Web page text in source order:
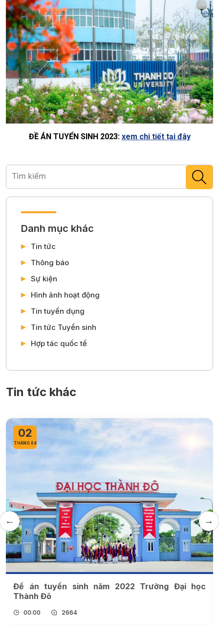
ĐỀ ÁN TUYỂN SINH 2023: xem chi tiết tại đây
Danh mục khác
Tin tức
Thông báo
Sự kiện
Hình ảnh hoạt động
Tin tuyển dụng
Tin tức Tuyển sinh
Hợp tác quốc tế
Tin tức khác
02
THÁNG 04
Đề án tuyển sinh năm 2022 Trường Đại học
Thành Đô
00:00 2664